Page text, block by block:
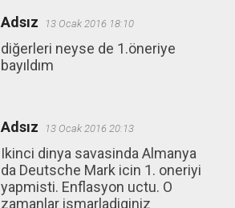
Adsız
13 Ocak 2016 18:10
diğerleri neyse de 1.öneriye
bayıldım
Adsız 13 Ocak 2016 20:13
Ikinci dinya savasinda Almanya
da Deutsche Mark icin 1. oneriyi
yapmisti. Enflasyon uctu. O
zamanlar ismarladiginiz